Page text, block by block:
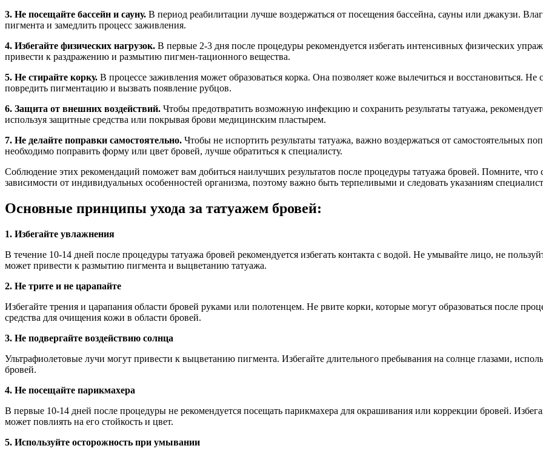
3. Не посещайте бассейн и сауну. В период реабилитации лучше воздержаться от посещения бассейна, сауны или джакузи.
пигмента и замедлить процесс заживления.
4. Избегайте физических нагрузок. В первые 2-3 дня после процедуры рекомендуется избегать интенсивных физических
привести к раздражению и размытию пигмен-тационного вещества.
5. Не стирайте корку. В процессе заживления может образоваться корка. Она позволяет коже вылечиться и восстановиться. Не
повредить пигментацию и вызвать появление рубцов.
6. Защита от внешних воздействий. Чтобы предотвратить возможную инфекцию и сохранить результаты татуажа,
используя защитные средства или покрывая брови медицинским пластырем.
7. Не делайте поправки самостоятельно. Чтобы не испортить результаты татуажа, важно воздержаться от самостоятельных
необходимо поправить форму или цвет бровей, лучше обратиться к специалисту.
Соблюдение этих рекомендаций поможет вам добиться наилучших результатов после процедуры татуажа бровей. Помните, что
зависимости от индивидуальных особенностей организма, поэтому важно быть терпеливыми и следовать указаниям
Основные принципы ухода за татуажем бровей:
1. Избегайте увлажнения
В течение 10-14 дней после процедуры татуажа бровей рекомендуется избегать контакта с водой. Не умывайте лицо, не
может привести к размытию пигмента и выцветанию татуажа.
2. Не трите и не царапайте
Избегайте трения и царапания области бровей руками или полотенцем. Не рвите корки, которые могут образоваться после
средства для очищения кожи в области бровей.
3. Не подвергайте воздействию солнца
Ультрафиолетовые лучи могут привести к выцветанию пигмента. Избегайте длительного пребывания на солнце глазами,
бровей.
4. Не посещайте парикмахера
В первые 10-14 дней после процедуры не рекомендуется посещать парикмахера для окрашивания или коррекции бровей.
может повлиять на его стойкость и цвет.
5. Используйте осторожность при умывании